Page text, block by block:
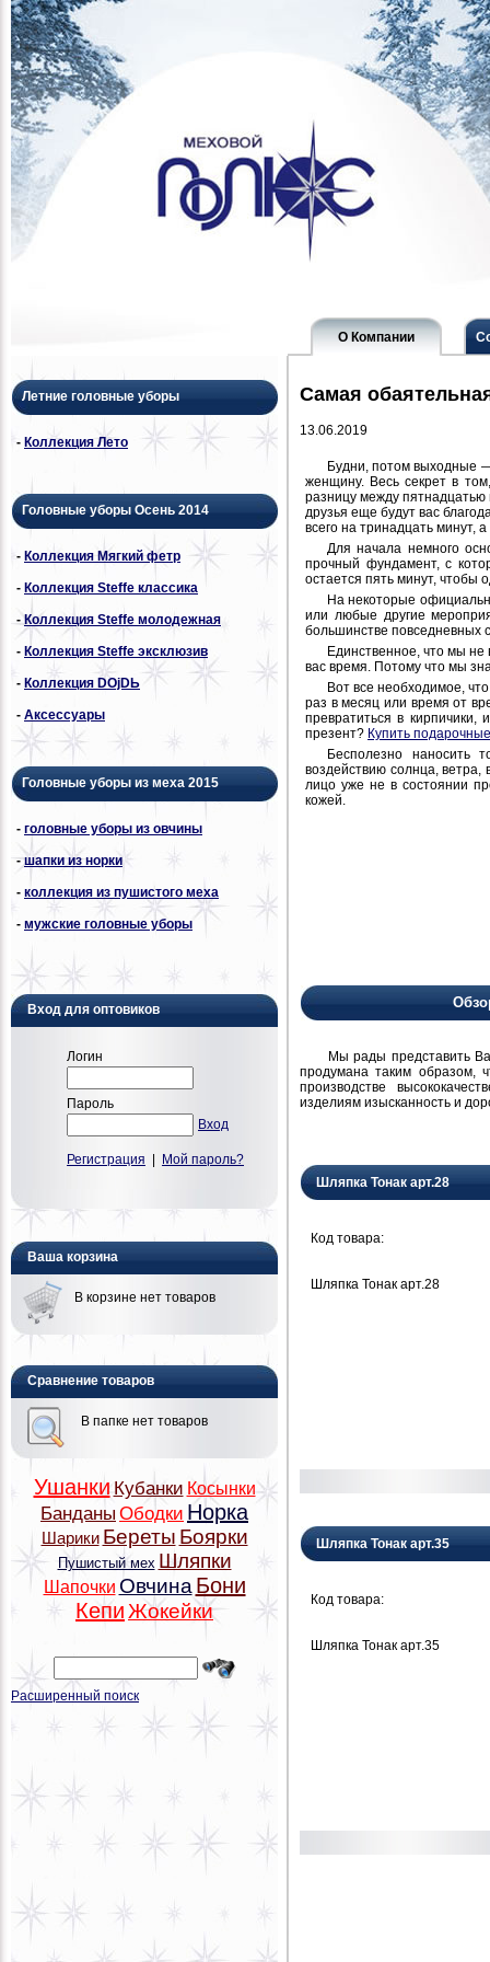
О Компании
Летние головные уборы
- Коллекция Лето
Головные уборы Осень 2014
- Коллекция Мягкий фетр
- Коллекция Steffe классика
-Коллекция Steffe молодежная
- Коллекция Steffe эксклюзив
- Коллекция DОjDЬ
- Аксессуары
Головные уборы из меха 2015
- головные уборы из овчины
-шапки из норки
- коллекция из пушистого меха
- мужские головные уборы
Вход для оптовиков
Логин
Пароль
Вход
Регистрация Мой пароль?
Ваша корзина
В корзине нет товаров
Сравнение товаров
В папке нет товаров
Ушанки Кубанки Косынки
Банданы Ободки Норка
Шарики Береты Боярки
Пушистый мех Шляпки
Шапочки Овчина Бони
Кепи Жокейки
Расширенный поиск
Самая
13.06.2019
Будни, потом выходные
женщину. Весь секрет в
разницу между
друзья еще будут вас
всего на тринадцать минут,
Для начала немного
прочный фундамент, с
остается пять минут, чтобы
На некоторые
или любые другие
большинстве повседневных
Единственное, что мы
вас время. Потому что мы
Вот все необходимое,
раз в месяц или время от
превратиться в кирпичики,
презент? Купить
Бесполезно наносить
воздействию солнца,
лицо уже не в состоянии
кожей.
Мы рады представить Вам
продумана таким образом,
производстве
изделиям изысканность и
Шляпка Тонак арт.28
Код товара:
Шляпка Тонак арт.28
Шляпка Тонак арт.35
Код товара:
Шляпка Тонак арт.35